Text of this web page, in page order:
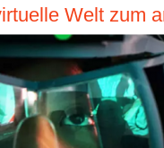
Welt zum